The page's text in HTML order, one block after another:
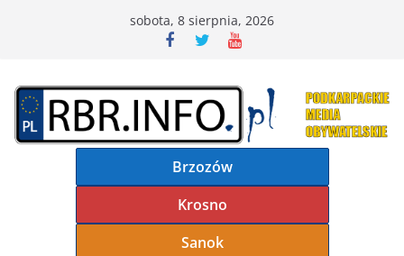
sobota, 8 sierpnia, 2026
Brzozów
Krosno
Sanok